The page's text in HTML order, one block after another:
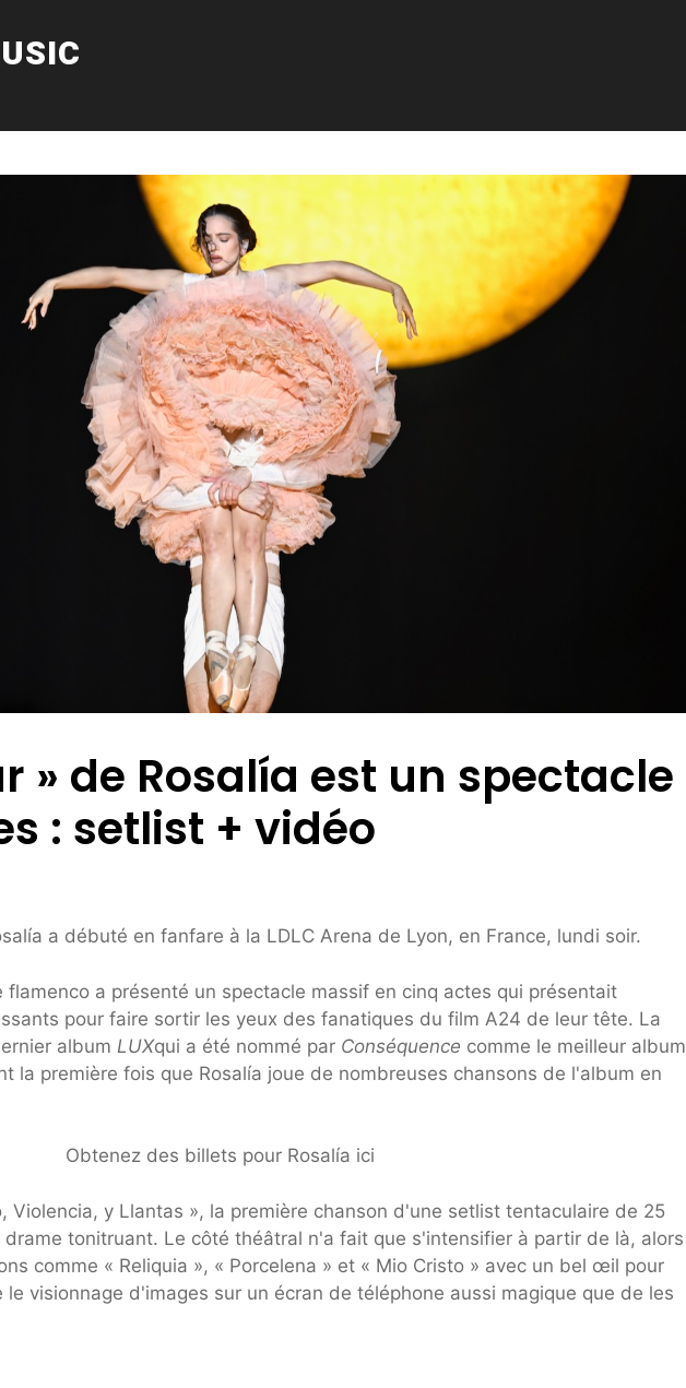
» de Rosalía est un spectacle
: setlist + vidéo
a débuté en fanfare à la LDLC Arena de Lyon, en France, lundi soir.
a présenté un spectacle massif en cinq actes qui présentait
pour faire sortir les yeux des fanatiques du film A24 de leur tête. La
album LUXqui a été nommé par Conséquence comme le meilleur album
la première fois que Rosalía joue de nombreuses chansons de l'album en
Obtenez des billets pour Rosalía ici
Violencia, y Llantas », la première chanson d'une setlist tentaculaire de 25
tonitruant. Le côté théâtral n'a fait que s'intensifier à partir de là, alors
comme « Reliquia », « Porcelena » et « Mio Cristo » avec un bel œil pour
visionnage d'images sur un écran de téléphone aussi magique que de les